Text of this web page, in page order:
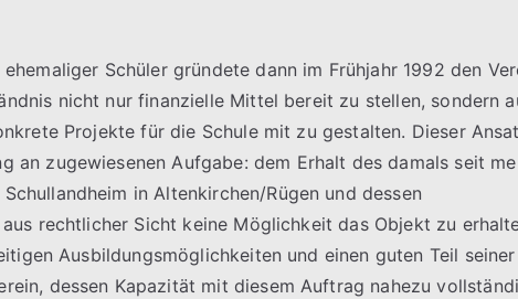
Schüler gründete dann im Frühjahr 1992 den
nicht nur finanzielle Mittel bereit zu stellen, sondern
Projekte für die Schule mit zu gestalten. Dieser
an zugewiesenen Aufgabe: dem Erhalt des damals seit
in Altenkirchen/Rügen und dessen
rechtlicher Sicht keine Möglichkeit das Objekt zu
Ausbildungsmöglichkeiten und einen guten Teil seiner
dessen Kapazität mit diesem Auftrag nahezu